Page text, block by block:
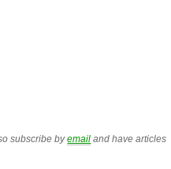
subscribe byemail and have articles